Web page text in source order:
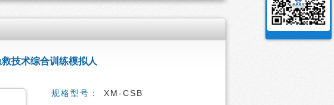
技术综合训练模拟人
规格型号： XM-CSB